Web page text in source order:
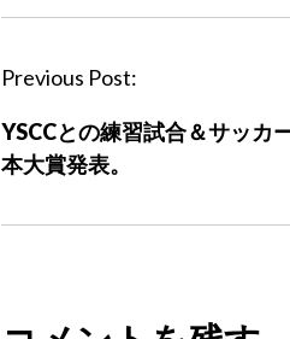
P
s
t
Previous Post:
YSCCとの練習試合＆サッカ
本大賞発表。